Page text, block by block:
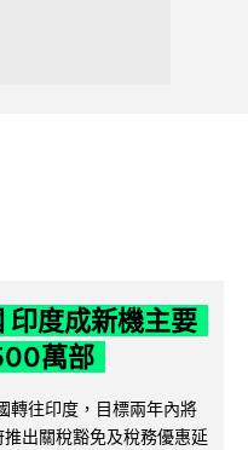
印度成新機主要
萬部
往印度，目標兩年內將
出關稅豁免及稅務優惠延